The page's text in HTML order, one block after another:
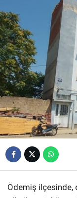
Ödemiş ilçesinde,